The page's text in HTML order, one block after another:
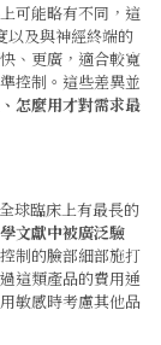
上可能略有不同，這
以及與神經終端的
、更廣，適合較寬
控制。這些差異並
怎麼用才對需求最
球臨床上有最長的
文獻中被廣泛驗
制的臉部細部施打
這類產品的費用通
敏感時考慮其他品